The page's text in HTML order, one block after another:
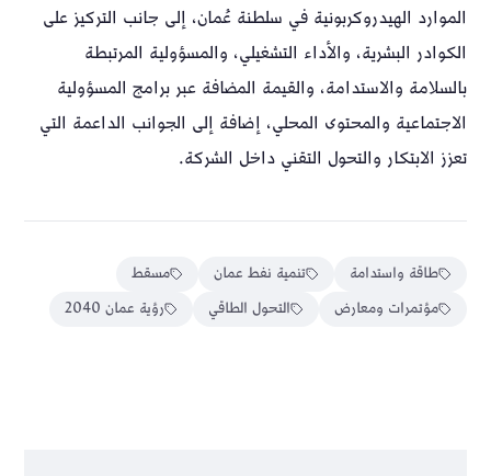
الموارد الهيدروكربونية في سلطنة عُمان، إلى جانب التركيز على
الكوادر البشرية، والأداء التشغيلي، والمسؤولية المرتبطة
بالسلامة والاستدامة، والقيمة المضافة عبر برامج المسؤولية
الاجتماعية والمحتوى المحلي، إضافة إلى الجوانب الداعمة التي
تعزز الابتكار والتحول التقني داخل الشركة.
طاقة واستدامة تنمية نفط عمان
مسقط
مؤتمرات ومعارض
التحول الطاقي رؤية عمان 2040